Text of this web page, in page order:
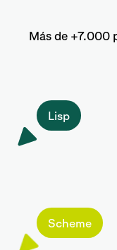
Más de +7.000
Lisp
Scheme